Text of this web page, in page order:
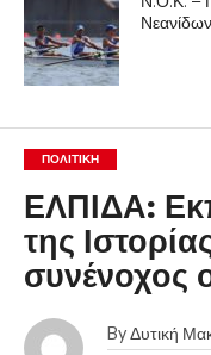
ΠΟΛΙΤΙΚΉ
ΕΛΠΙΔΑ:
της
συνένοχος
By Δυτική